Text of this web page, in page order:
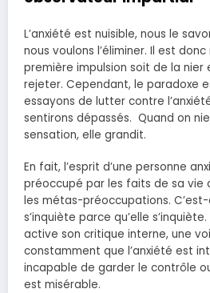
L’anxiété est nuisible, nous le
nous voulons l’éliminer. Il est
première impulsion soit de la nier
rejeter. Cependant, le paradoxe
essayons de lutter contre
sentirons dépassés. Quand on
sensation, elle grandit.
En fait, l’esprit d’une personne
préoccupé par les faits de sa vie
les métas-préoccupations. C’est-
s’inquiète parce qu’elle
active son critique interne, une
constamment que l’anxiété est
incapable de garder le contrôle
est misérable.